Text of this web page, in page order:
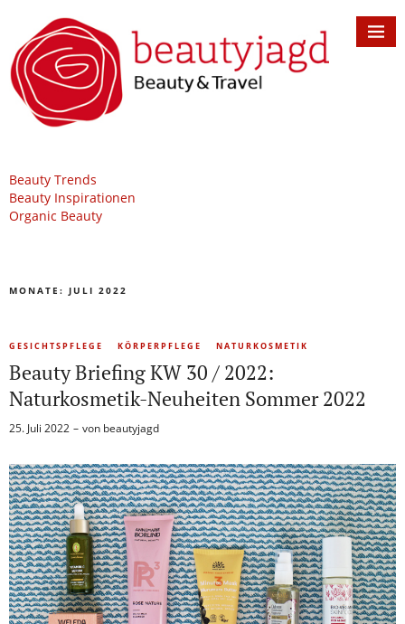
Beauty Trends
Beauty Inspirationen
Organic Beauty
MONATE: JULI 2022
GESICHTSPFLEGE KÖRPERPFLEGE NATURKOSMETIK
Beauty Briefing KW 30 / 2022:
Naturkosmetik-Neuheiten Sommer 2022
25. Juli 2022 von beautyjagd